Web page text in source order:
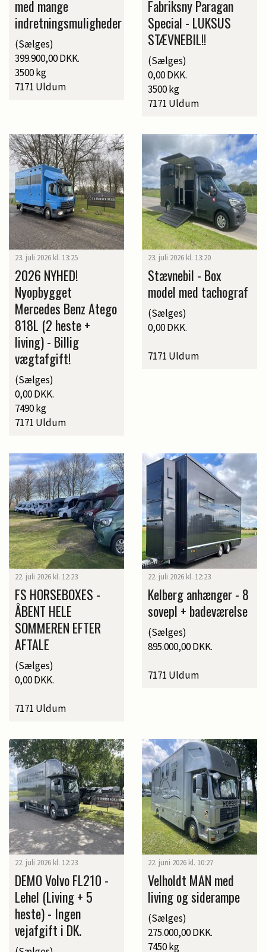
med mange
indretningsmuligheder
(Sælges)
399.900,00 DKK.
3500 kg
7171 Uldum
Fabriksny Paragan
Special - LUKSUS
STÆVNEBIL!!
(Sælges)
0,00 DKK.
3500 kg
7171 Uldum
23. juli 2026 kl. 13:25
2026 NYHED!
Nyopbygget
Mercedes Benz Atego
818L (2 heste +
living) - Billig
vægtafgift!
(Sælges)
0,00 DKK.
7490 kg
7171 Uldum
23. juli 2026 kl. 13:20
Stævnebil - Box
model med tachograf
(Sælges)
0,00 DKK.
7171 Uldum
22. juli 2026 kl. 12:23
FS HORSEBOXES -
ÅBENT HELE
SOMMEREN EFTER
AFTALE
(Sælges)
0,00 DKK.
7171 Uldum
22. juli 2026 kl. 12:23
Kelberg anhænger - 8
sovepl + badeværelse
(Sælges)
895.000,00 DKK.
7171 Uldum
22. juli 2026 kl. 12:23
DEMO Volvo FL210 -
Lehel (Living + 5
heste) - Ingen
vejafgift i DK.
22. juni 2026 kl. 10:27
Velholdt MAN med
living og siderampe
(Sælges)
275.000,00 DKK.
7450 kg